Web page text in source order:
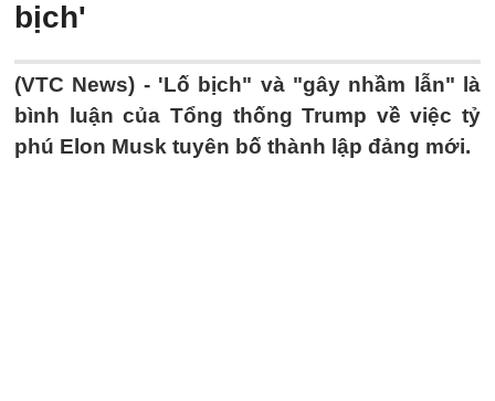
bịch'
(VTC News) - 'Lố bịch" và "gây nhầm lẫn" là
bình luận của Tổng thống Trump về việc tỷ
phú Elon Musk tuyên bố thành lập đảng mới.